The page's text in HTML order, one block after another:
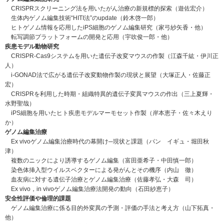
CRISPRスクリーニング法を用いたがん治療の新規標的探索（遊佐宏介）
生体内ゲノム編集技術“HITI法”のupdate（鈴木啓一郎）
ヒトゲノム情報を応用したiPS細胞のゲノム編集研究（家弓紗矢香・他）
転写調節プラットフォームの開発と応用（宇吹俊一郎・他）
疾患モデル動物研究
CRISPR-Cas9システムを用いた遺伝子改変マウスの作製（江森千紘・伊川正
人）
i-GONAD法で広がる遺伝子改変動物作製の現状と展望（大塚正人・佐藤正
宏）
CRISPRを利用した時期・組織特異的遺伝子変異マウスの作出（三上夏輝・
水野聖哉）
iPS細胞を用いたヒト疾患モデルマーモセット作製（岸本恵子・佐々木えり
か）
ゲノム編集治療
Ex vivoゲノム編集治療時代の幕開け─現状と課題（パン イギュ・堀田秋
津）
複数のニックにより誘導するゲノム編集（富田亜希子・中田慎一郎）
染色体挿入型ウイルスベクターによる発がんとその機序（内山 徹）
血友病に対する遺伝子治療とゲノム編集治療（佐藤孝弘・大森 司）
Ex vivo，in vivoゲノム編集治療法開発の動向（石田紗恵子）
安全性評価や倫理的課題
ゲノム編集治療に係る目的外変異の予測・評価の手法と考え方（山下拓真・
他）